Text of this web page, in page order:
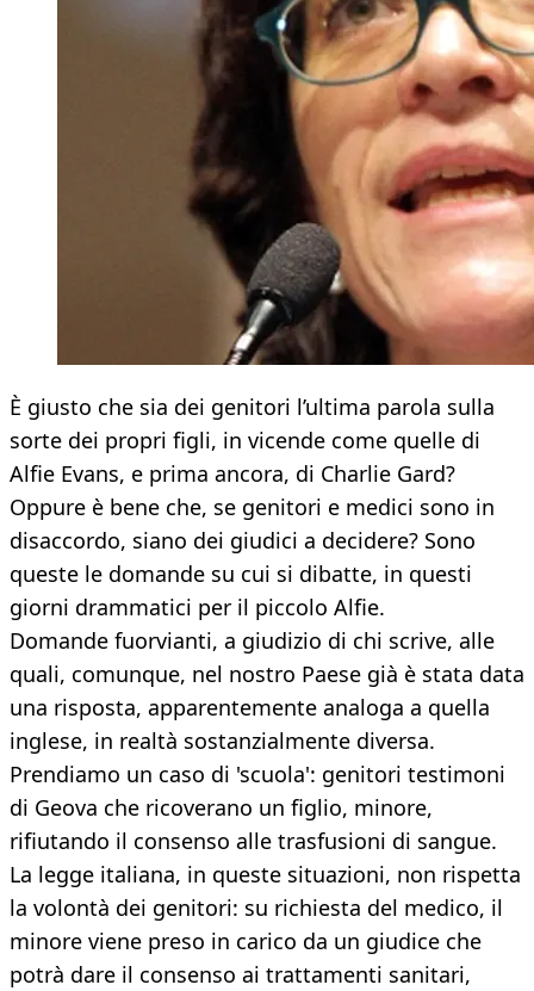
È giusto che sia dei genitori l’ultima parola sulla
sorte dei propri figli, in vicende come quelle di
Alfie Evans, e prima ancora, di Charlie Gard?
Oppure è bene che, se genitori e medici sono in
disaccordo, siano dei giudici a decidere? Sono
queste le domande su cui si dibatte, in questi
giorni drammatici per il piccolo Alfie.
Domande fuorvianti, a giudizio di chi scrive, alle
quali, comunque, nel nostro Paese già è stata data
una risposta, apparentemente analoga a quella
inglese, in realtà sostanzialmente diversa.
Prendiamo un caso di 'scuola': genitori testimoni
di Geova che ricoverano un figlio, minore,
rifiutando il consenso alle trasfusioni di sangue.
La legge italiana, in queste situazioni, non rispetta
la volontà dei genitori: su richiesta del medico, il
minore viene preso in carico da un giudice che
potrà dare il consenso ai trattamenti sanitari,